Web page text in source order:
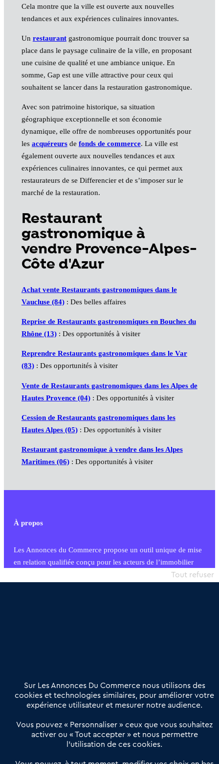
Cela montre que la ville est ouverte aux nouvelles
tendances et aux expériences culinaires innovantes.
Un restaurantgastronomique pourrait donc trouver sa
place dans le paysage culinaire de la ville, en proposant
une cuisine de qualité et une ambiance unique. En
somme, Gap est une ville attractive pour ceux qui
souhaitent se lancer dans la restauration gastronomique.
Avec son patrimoine historique, sa situation
géographique exceptionnelle et son économie
dynamique, elle offre de nombreuses opportunités pour
les acquéreursde fonds de commerce. La ville est
également ouverte aux nouvelles tendances et aux
expériences culinaires innovantes, ce qui permet aux
restaurateurs de se Differencier et de s’imposer sur le
marché de la restauration.
Restaurant
gastronomique à
vendre Provence-Alpes-
Côte d'Azur
Achat vente Restaurants gastronomiques dans le
Vaucluse (84): Des belles affaires
Reprise de Restaurants gastronomiques en Bouches du
Rhône (13): Des opportunités à visiter
Reprendre Restaurants gastronomiques dans le Var
(83): Des opportunités à visiter
Vente de Restaurants gastronomiques dans les Alpes de
Hautes Provence (04): Des opportunités à visiter
Cession de Restaurants gastronomiques dans les
Hautes Alpes (05): Des opportunités à visiter
Restaurant gastronomique à vendre dans les Alpes
Maritimes (06): Des opportunités à visiter
À propos
Les Annonces du Commerce propose un outil unique de mise
en relation qualifiée conçu pour les acteurs de l’immobilier
commercial et les collectivités territoriales, simple et intégrant
Offres Pro
Actualités
Qui sommes nous ?
Derniers articles
Réseau 3C : un partenaire national dédié aux transactions
Sur Les Annonces Du Commerce nous utilisons des
cookies et technologies similaires, pour améliorer votre
expérience utilisateur et mesurer notre audience.
Vous pouvez « Personnaliser » ceux que vous souhaitez
activer ou « Tout accepter » et nous permettre
l’utilisation de ces cookies.
Tout refuser